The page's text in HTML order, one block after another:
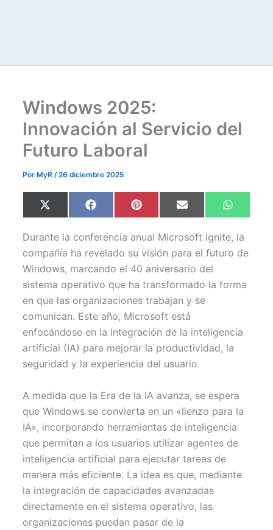
Windows 2025:
Innovación al Servicio del
Futuro Laboral
Por MyR/26 diciembre 2025
Compartir
en
X
(
w
i
t
t
e
)
Compartir
en
F
a
e
b
o
o
k
Compartir
en
P
i
t
e
r
e
s
Compartir
en
E
m
i
l
en
W
h
s
A
Durante la conferencia anual Microsoft Ignite, la
compañía ha revelado su visión para el futuro de
Windows, marcando el 40 aniversario del
sistema operativo que ha transformado la forma
en que las organizaciones trabajan y se
comunican. Este año, Microsoft está
enfocándose en la integración de la inteligencia
artificial (IA) para mejorar la productividad, la
seguridad y la experiencia del usuario.
A medida que la Era de la IA avanza, se espera
que Windows se convierta en un «lienzo para la
IA», incorporando herramientas de inteligencia
que permitan a los usuarios utilizar agentes de
inteligencia artificial para ejecutar tareas de
manera más eficiente. La idea es que, mediante
la integración de capacidades avanzadas
directamente en el sistema operativo, las
organizaciones puedan pasar de la